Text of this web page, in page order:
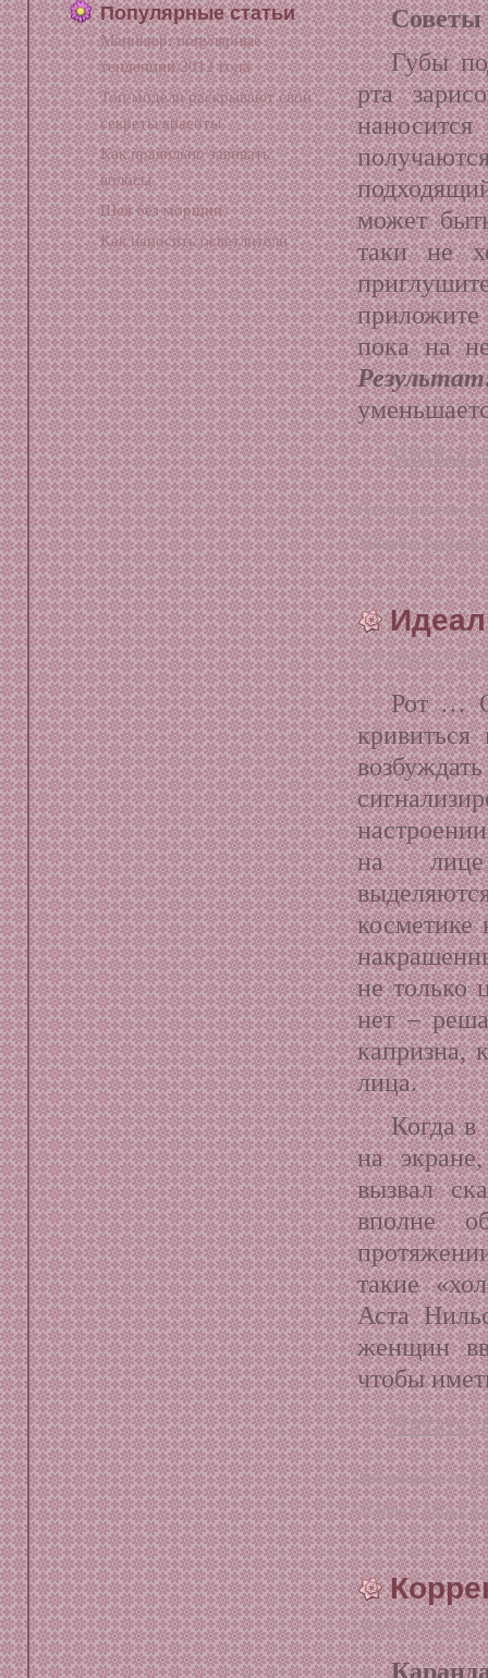
Советы
Губы
рта
может
таки не
пока на
Читать
Размещено в:
Метки:
Декабрь 23,
Рот …
кривиться
на
не только
нет –
капризна,
лица.
Когда в
на
вызвал
вполне
такие
Аста
женщин
чтобы
Читать
Размещено в:
Метки:губы,
Декабрь 22,
Популярные статьи
Маникюр: популярные
тенденции 2012 года
Топ-модели раскрывают свои
секреты красоты
Как правильно завивать
волосы
Шея без морщин
Как наносить осветлители